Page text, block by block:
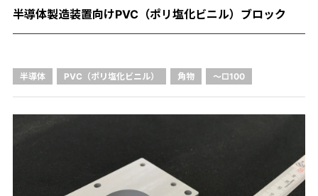
半導体製造装置向けPVC（ポリ塩化ビニル）ブロック
半導体 PVC（ポリ塩化ビニル） 角物 ～□100